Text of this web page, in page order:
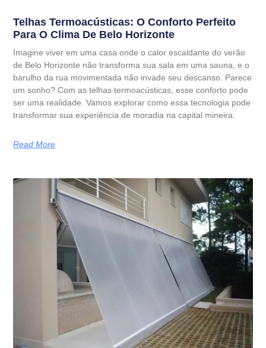
Telhas Termoacústicas: O Conforto Perfeito
Para O Clima De Belo Horizonte
Imagine viver em uma casa onde o calor escaldante do verão
de Belo Horizonte não transforma sua sala em uma sauna, e o
barulho da rua movimentada não invade seu descanso. Parece
um sonho? Com as telhas termoacústicas, esse conforto pode
ser uma realidade. Vamos explorar como essa tecnologia pode
transformar sua experiência de moradia na capital mineira.
Read More